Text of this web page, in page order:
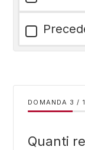
DOMANDA /
Quanti